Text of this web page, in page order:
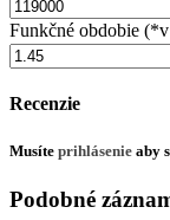
Funkčné obdobie
Recenzie
Musíte prihlásenie aby
Podobné